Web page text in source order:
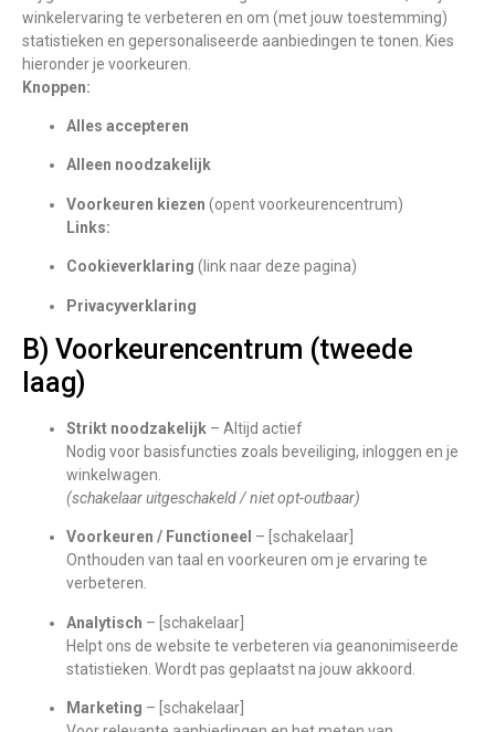
winkelervaring te verbeteren en om (met jouw toestemming)
statistieken en gepersonaliseerde aanbiedingen te tonen. Kies
hieronder je voorkeuren.
Knoppen:
Alles accepteren
Alleen noodzakelijk
Voorkeuren kiezen (opent voorkeurencentrum)
Links:
Cookieverklaring (link naar deze pagina)
Privacyverklaring
B) Voorkeurencentrum (tweede
laag)
Strikt noodzakelijk – Altijd actief
Nodig voor basisfuncties zoals beveiliging, inloggen en je
winkelwagen.
(schakelaar uitgeschakeld / niet opt-outbaar)
Voorkeuren / Functioneel – [schakelaar]
Onthouden van taal en voorkeuren om je ervaring te
verbeteren.
Analytisch – [schakelaar]
Helpt ons de website te verbeteren via geanonimiseerde
statistieken. Wordt pas geplaatst na jouw akkoord.
Marketing – [schakelaar]